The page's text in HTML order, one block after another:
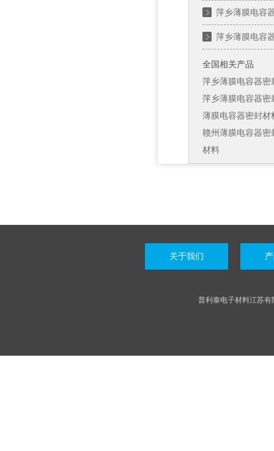
萍乡薄膜电容
萍乡薄膜电容
全国相关产品
萍乡薄膜电容器密
萍乡薄膜电容器密
薄膜电容器密封材
赣州薄膜电容器密
材料
关于我们
普利泰电子材料江苏